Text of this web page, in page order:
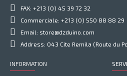
FAX: +213 (0) 45 39 72 32
Commerciale: +213 (0) 550 88 88 29
Email: store@dzduino.com
Address: 043 Cite Remila (Route du
INFORMATION